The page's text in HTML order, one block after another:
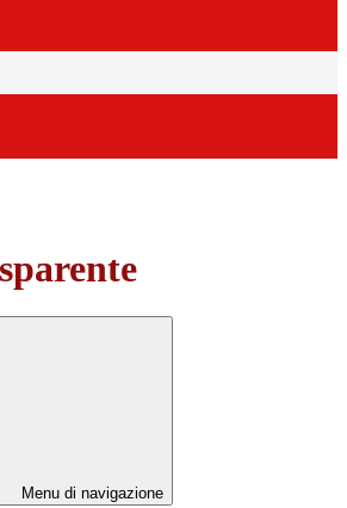
Menu di navigazione